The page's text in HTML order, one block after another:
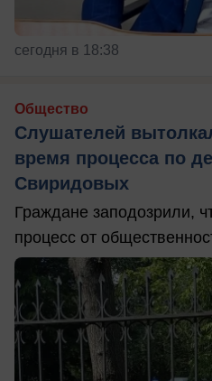
сегодня в 18:38
Общество
Слушателей
время процесса по
Свиридовых
Граждане заподозрили,
процесс от